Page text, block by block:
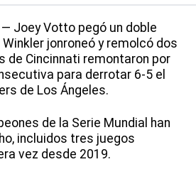
— Joey Votto pegó un doble
jonroneó y remolcó dos
de Cincinnati remontaron por
para derrotar 6-5 el
de Los Ángeles.
de la Serie Mundial han
incluidos tres juegos
vez desde 2019.